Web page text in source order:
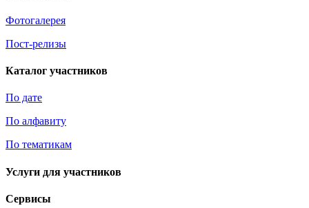
Фотогалерея
Пост-релизы
Каталог участников
По дате
По алфавиту
По тематикам
Услуги для участников
Сервисы